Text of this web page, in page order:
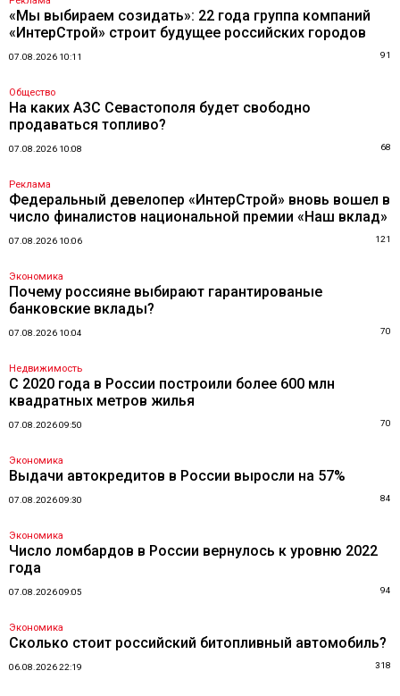
«Мы выбираем созидать»: 22 года группа компаний
«ИнтерСтрой» строит будущее российских городов
07.08.2026 10:11 91
Общество
На каких АЗС Севастополя будет свободно
продаваться топливо?
07.08.2026 10:08 68
Реклама
Федеральный девелопер «ИнтерСтрой» вновь вошел в
число финалистов национальной премии «Наш вклад»
07.08.2026 10:06 121
Экономика
Почему россияне выбирают гарантированые
банковские вклады?
07.08.2026 10:04 70
Недвижимость
С 2020 года в России построили более 600 млн
квадратных метров жилья
07.08.2026 09:50 70
Экономика
Выдачи автокредитов в России выросли на 57%
07.08.2026 09:30 84
Экономика
Число ломбардов в России вернулось к уровню 2022
года
07.08.2026 09:05 94
Экономика
Сколько стоит российский битопливный автомобиль?
06.08.2026 22:19 318